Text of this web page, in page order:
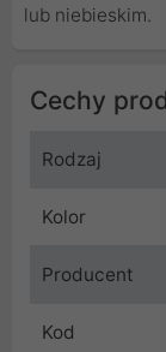
lub niebieskim.
Cechy
Rodzaj
Kolor
Producent
Kod